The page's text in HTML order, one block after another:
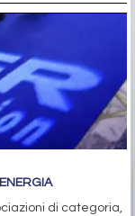
di categoria,